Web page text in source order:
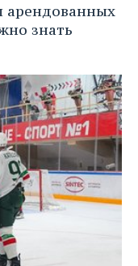
арендованных
знать